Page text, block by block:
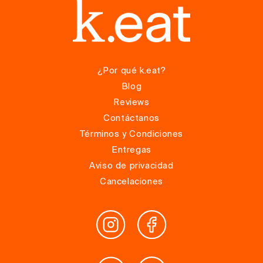
¿Por qué k.eat?
Blog
Reviews
Contáctanos
Términos y Condiciones
Entregas
Aviso de privacidad
Cancelaciones